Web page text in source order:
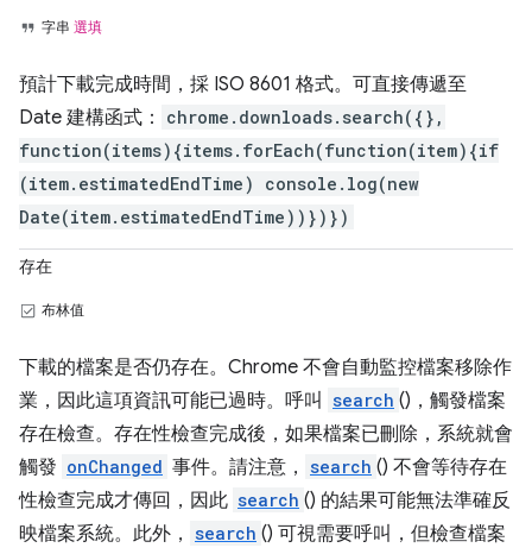
字串 選填
預計下載完成時間，採 ISO 8601 格式。可直接傳遞至
Date 建構函式：
chrome.downloads.search({},
function(items){items.forEach(function(item){if
(item.estimatedEndTime) console.log(new
Date(item.estimatedEndTime))})})
存在
布林值
下載的檔案是否仍存在。Chrome 不會自動監控檔案移除作
業，因此這項資訊可能已過時。呼叫 search ()，觸發檔案
存在檢查。存在性檢查完成後，如果檔案已刪除，系統就會
觸發 onChanged 事件。請注意， search () 不會等待存在
性檢查完成才傳回，因此 search () 的結果可能無法準確反
映檔案系統。此外， search () 可視需要呼叫，但檢查檔案